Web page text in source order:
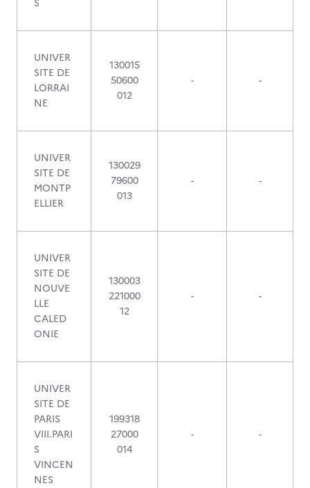
S
UNIVER
SITE DE
LORRAI
NE
130015
50600
012
- -
UNIVER
SITE DE
MONTP
ELLIER
130029
79600
013
- -
UNIVER
SITE DE
NOUVE
LLE
CALED
ONIE
130003
221000
12
- -
UNIVER
SITE DE
PARIS
VIII.PARI
S
VINCEN
NES
199318
27000
014
- -